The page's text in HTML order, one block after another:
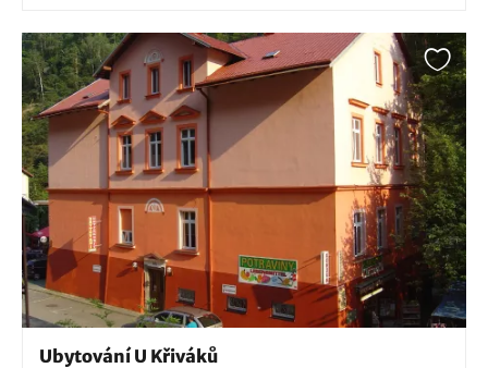
Ubytování U Křiváků